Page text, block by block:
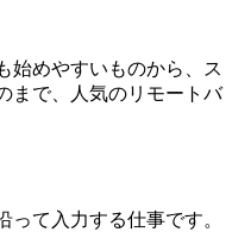
始めやすいものから、ス
まで、人気のリモートバ
て入力する仕事です。